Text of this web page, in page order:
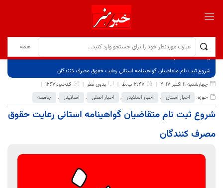
برگ نخست
نوشته‌ها
شروع ثبت نام متقاضیان گواهینامه استانی رعایت حقوق مصرف کنندگان
چهارشنبه 11 اکتبر 2017
2:47 ب.ظ بدون نظر
کدخبر:12671
حوزه:
اخبار استان , اخبار اسلایدر , اخبار اصلی , اسلایدر , جامعه
شروع ثبت نام متقاضیان گواهینامه استانی رعایت حقوق
مصرف کنندگان